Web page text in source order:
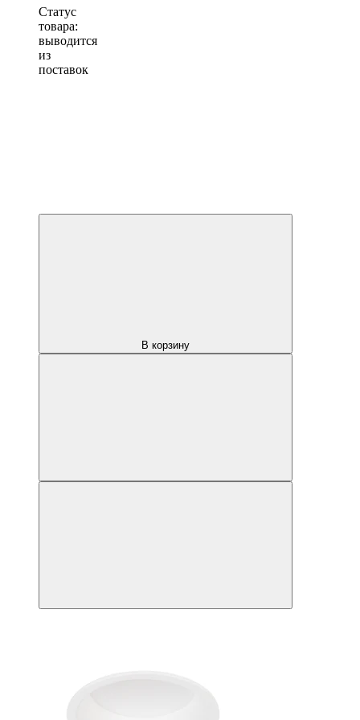
Статус
товара:
выводится
из
поставок
В корзину